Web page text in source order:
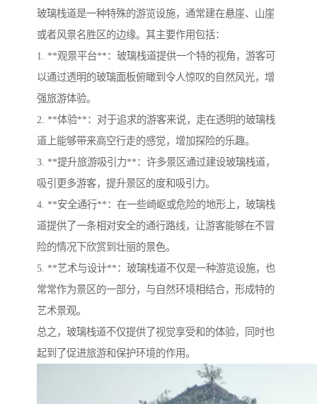
玻璃栈道是一种特殊的游览设施，通常建在悬崖、山崖
或者风景名胜区的边缘。其主要作用包括：
1. **观景平台**：玻璃栈道提供一个特的视角，游客可
以通过透明的玻璃面板俯瞰到令人惊叹的自然风光，增
强旅游体验。
2. **体验**：对于追求的游客来说，走在透明的玻璃栈
道上能够带来高空行走的感觉，增加探险的乐趣。
3. **提升旅游吸引力**：许多景区通过建设玻璃栈道，
吸引更多游客，提升景区的度和吸引力。
4. **安全通行**：在一些崎岖或危险的地形上，玻璃栈
道提供了一条相对安全的通行路线，让游客能够在不冒
险的情况下欣赏到壮丽的景色。
5. **艺术与设计**：玻璃栈道不仅是一种游览设施，也
常常作为景区的一部分，与自然环境相结合，形成特的
艺术景观。
总之，玻璃栈道不仅提供了视觉享受和的体验，同时也
起到了促进旅游和保护环境的作用。